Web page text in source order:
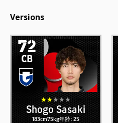
Versions
72
CB
Shogo Sasaki
183cm75kg年齢: 25